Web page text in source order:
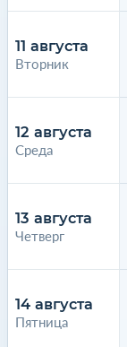
11 августа
Вторник
12 августа
Среда
13 августа
Четверг
14 августа
Пятница